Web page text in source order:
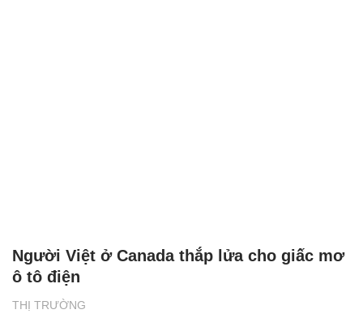
THỊ TRƯỜNG
Người Việt ở Canada thắp lửa cho giấc mơ
ô tô điện